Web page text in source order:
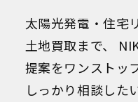
太陽光発電・住宅
土地買取まで、
提案をワンストッ
しっかり相談した